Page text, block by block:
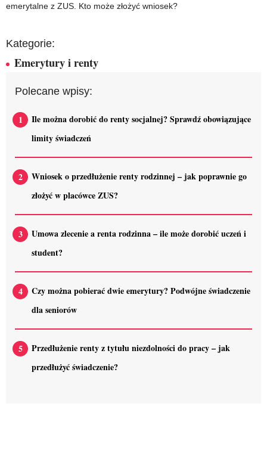
emerytalne z ZUS. Kto może złożyć wniosek?
Kategorie:
Emerytury i renty
Polecane wpisy:
Ile można dorobić do renty socjalnej? Sprawdź obowiązujące
limity świadczeń
Wniosek o przedłużenie renty rodzinnej – jak poprawnie go
złożyć w placówce ZUS?
Umowa zlecenie a renta rodzinna – ile może dorobić uczeń i
student?
Czy można pobierać dwie emerytury? Podwójne świadczenie
dla seniorów
Przedłużenie renty z tytułu niezdolności do pracy – jak
przedłużyć świadczenie?